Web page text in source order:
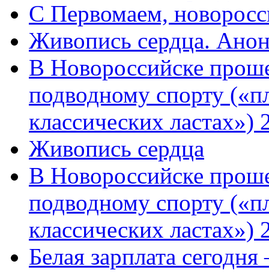
C Первомаем,
Живопись сердца.
В Новороссийске
подводному спорту
классических
Живопись сердца
В Новороссийске
подводному спорту
классических ластах»)
Белая зарплата